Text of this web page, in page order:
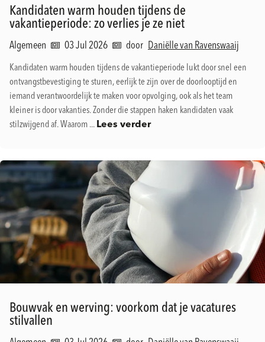
Kandidaten warm houden tijdens de
vakantieperiode: zo verlies je ze niet
Algemeen 03 Jul 2026 door Daniëlle van Ravenswaaij
Kandidaten warm houden tijdens de vakantieperiode lukt door snel een
ontvangstbevestiging te sturen, eerlijk te zijn over de doorlooptijd en
iemand verantwoordelijk te maken voor opvolging, ook als het team
kleiner is door vakanties. Zonder die stappen haken kandidaten vaak
stilzwijgend af. Waarom ... Lees verder
Bouwvak en werving: voorkom dat je vacatures
stilvallen